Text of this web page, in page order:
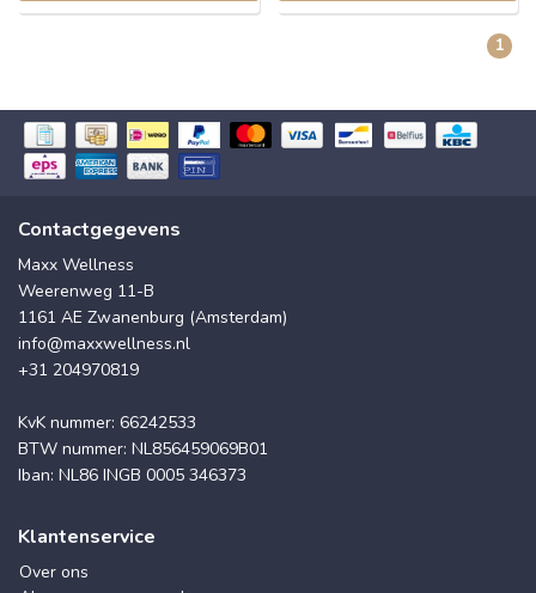
1
Contactgegevens
Maxx Wellness
Weerenweg 11-B
1161 AE Zwanenburg (Amsterdam)
info@maxxwellness.nl
+31 204970819
KvK nummer: 66242533
BTW nummer: NL856459069B01
Iban: NL86 INGB 0005 346373
Klantenservice
Over ons